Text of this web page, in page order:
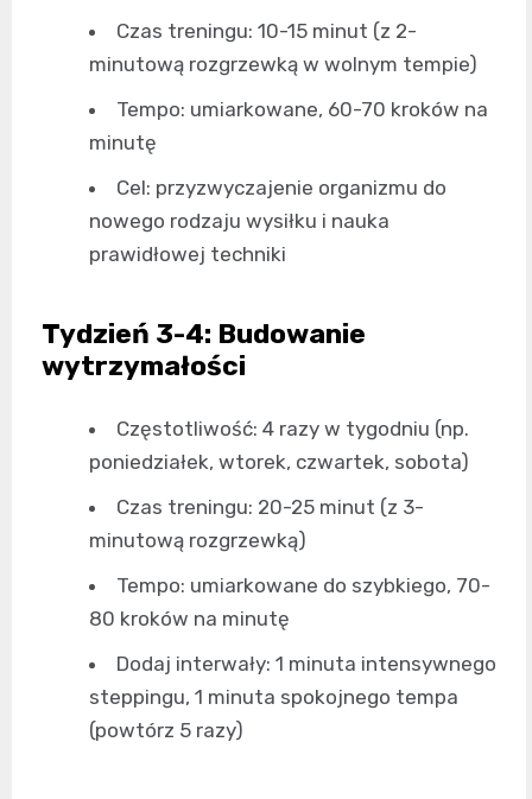
Czas treningu: 10-15 minut (z 2-
minutową rozgrzewką w wolnym tempie)
Tempo: umiarkowane, 60-70 kroków na
minutę
Cel: przyzwyczajenie organizmu do
nowego rodzaju wysiłku i nauka
prawidłowej techniki
Tydzień 3-4: Budowanie
wytrzymałości
Częstotliwość: 4 razy w tygodniu (np.
poniedziałek, wtorek, czwartek, sobota)
Czas treningu: 20-25 minut (z 3-
minutową rozgrzewką)
Tempo: umiarkowane do szybkiego, 70-
80 kroków na minutę
Dodaj interwały: 1 minuta intensywnego
steppingu, 1 minuta spokojnego tempa
(powtórz 5 razy)